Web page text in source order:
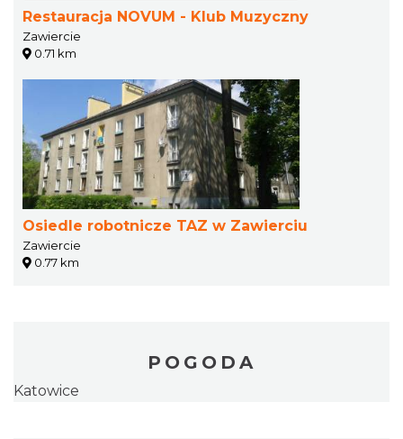
Restauracja NOVUM - Klub Muzyczny
Zawiercie
0.71 km
Osiedle robotnicze TAZ w Zawierciu
Zawiercie
0.77 km
POGODA
Katowice